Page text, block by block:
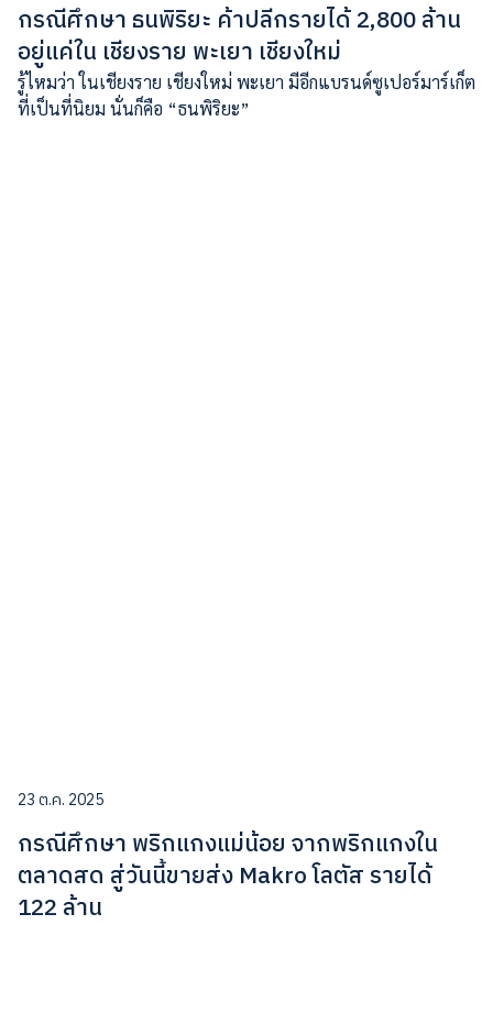
กรณีศึกษา ธนพิริยะ ค้าปลีกรายได้ 2,800 ล้าน
อยู่แค่ใน เชียงราย พะเยา เชียงใหม่
รู้ไหมว่า ในเชียงราย เชียงใหม่ พะเยา มีอีกแบรนด์ซูเปอร์มาร์เก็ต
ที่เป็นที่นิยม นั่นก็คือ “ธนพิริยะ”
23 ต.ค. 2025
กรณีศึกษา พริกแกงแม่น้อย จากพริกแกงใน
ตลาดสด สู่วันนี้ขายส่ง Makro โลตัส รายได้
122 ล้าน